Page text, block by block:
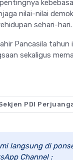
nilai-nilai
sehari-hari.
Pancasila
sekaligus
PDI
langsung di
Channel :